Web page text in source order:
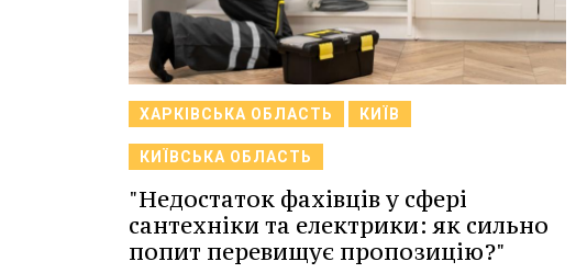
ХАРКІВСЬКА ОБЛАСТЬ КИЇВ
КИЇВСЬКА ОБЛАСТЬ
"Недостаток фахівців у сфері
сантехніки та електрики: як сильно
попит перевищує пропозицію?"